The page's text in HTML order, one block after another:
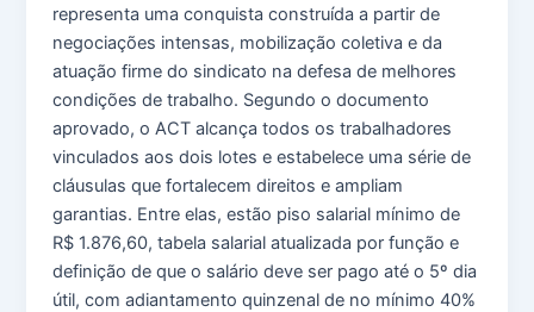
representa uma conquista construída a partir de
negociações intensas, mobilização coletiva e da
atuação firme do sindicato na defesa de melhores
condições de trabalho. Segundo o documento
aprovado, o ACT alcança todos os trabalhadores
vinculados aos dois lotes e estabelece uma série de
cláusulas que fortalecem direitos e ampliam
garantias. Entre elas, estão piso salarial mínimo de
R$ 1.876,60, tabela salarial atualizada por função e
definição de que o salário deve ser pago até o 5º dia
útil, com adiantamento quinzenal de no mínimo 40%